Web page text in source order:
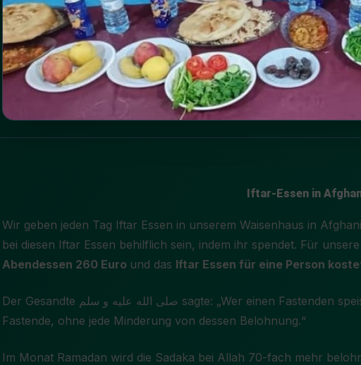
Iftar-Essen in
Wir geben jeden Tag Iftar Essen in unserem Waisenhaus in
bei diesen Iftar Essen behilflich sein, indem ihr spendet. Für unsere
Abendessen 260 Euro und das Iftar Essen für eine Person
Der Gesandte صلى الله عليه و سلم sagte: „Wer einen Fastenden speist, wird die gleiche Belohnung bekommen wie der
Fastende, ohne jede Minderung von dessen Belohnung.“
Im Monat Ramadan wird die Sadaka bei Allah 70-fach mehr